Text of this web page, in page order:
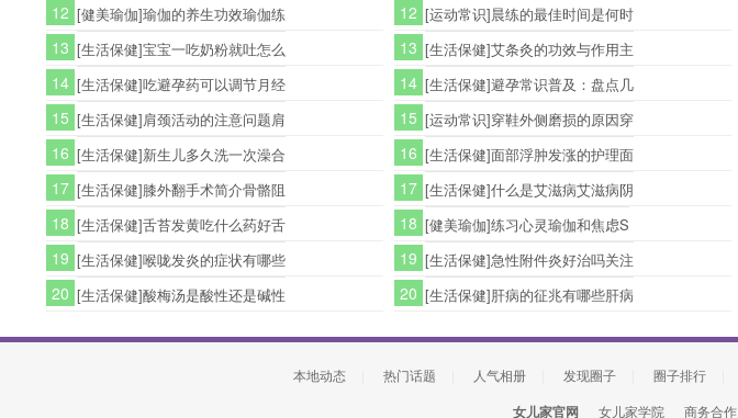
12 [健美瑜伽]瑜伽的养生功效瑜伽练
13 [生活保健]宝宝一吃奶粉就吐怎么
14 [生活保健]吃避孕药可以调节月经
15 [生活保健]肩颈活动的注意问题肩
16 [生活保健]新生儿多久洗一次澡合
17 [生活保健]膝外翻手术简介骨骼阻
18 [生活保健]舌苔发黄吃什么药好舌
19 [生活保健]喉咙发炎的症状有哪些
20 [生活保健]酸梅汤是酸性还是碱性
12 [运动常识]晨练的最佳时间是何时
13 [生活保健]艾条灸的功效与作用主
14 [生活保健]避孕常识普及：盘点几
15 [运动常识]穿鞋外侧磨损的原因穿
16 [生活保健]面部浮肿发涨的护理面
17 [生活保健]什么是艾滋病艾滋病阴
18 [健美瑜伽]练习心灵瑜伽和焦虑S
19 [生活保健]急性附件炎好治吗关注
20 [生活保健]肝病的征兆有哪些肝病
本地动态 热门话题 人气相册 发现圈子 圈子排行
女儿家官网 女儿家学院 商务合作